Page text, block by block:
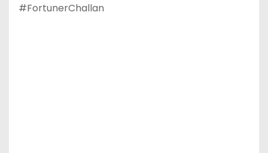
#FortunerChallan